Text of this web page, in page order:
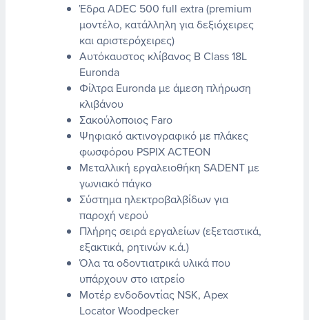
Έδρα ADEC 500 full extra (premium
μοντέλο, κατάλληλη για δεξιόχειρες
και αριστερόχειρες)
Αυτόκαυστος κλίβανος B Class 18L
Euronda
Φίλτρα Euronda με άμεση πλήρωση
κλιβάνου
Σακούλοποιος Faro
Ψηφιακό ακτινογραφικό με πλάκες
φωσφόρου PSPIX ACTEON
Μεταλλική εργαλειοθήκη SADENT με
γωνιακό πάγκο
Σύστημα ηλεκτροβαλβίδων για
παροχή νερού
Πλήρης σειρά εργαλείων (εξεταστικά,
εξακτικά, ρητινών κ.ά.)
Όλα τα οδοντιατρικά υλικά που
υπάρχουν στο ιατρείο
Μοτέρ ενδοδοντίας NSK, Apex
Locator Woodpecker